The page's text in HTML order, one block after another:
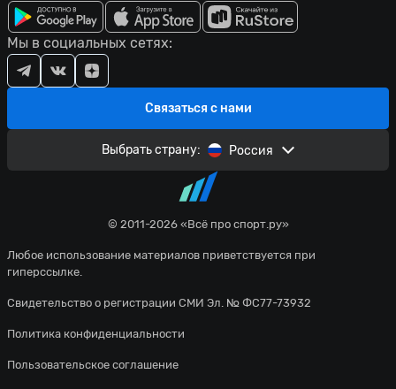
© 2011-2026 «Всё про спорт.ру»
Любое использование материалов приветствуется при
гиперссылке.
Свидетельство о регистрации СМИ Эл. № ФС77-73932
Политика конфиденциальности
Пользовательское соглашение
Связаться с нами
Мы в социальных сетях:
Выбрать страну: Россия